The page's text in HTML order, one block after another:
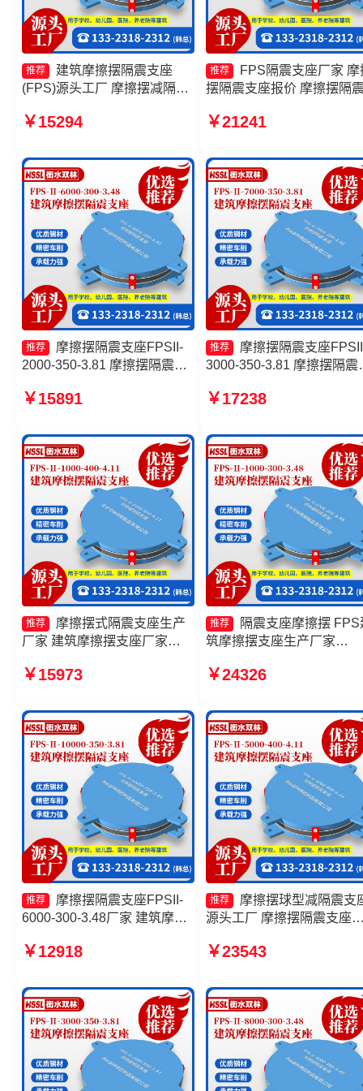
推荐
建筑摩擦摆隔震支座
(FPS)源头工厂 摩擦摆减隔震
厂家 摩擦摆式减震支座
￥15294
推荐
FPS隔震支座厂家 摩
摆隔震支座报价 摩擦摆隔
工厂 摩擦摆减隔震球型支
￥21241
推荐
摩擦摆隔震支座FPSII-
2000-350-3.81 摩擦摆隔震支
摩擦摆式减震支座源头工厂 摩
￥15891
推荐
摩擦摆隔震支座
3000-350-3.81 摩擦摆隔震
摆隔震支座FPSII-1000-
厂家
￥17238
推荐
摩擦摆式隔震支座生产
厂家 建筑摩擦摆支座厂家
摩擦摆支座定制源头工厂
￥15973
推荐
隔震支座摩擦摆 FPS
筑摩擦摆支座生产厂家
工厂 摩擦摆隔震支座FPSII-
￥24326
推荐
摩擦摆隔震支座FPSII-
6000-300-3.48厂家 建筑摩擦
隔震支座FPSII-2000-400-
FJZQZ9000GD厂家
￥12918
推荐
摩擦摆球型减隔震支
源头工厂 摩擦摆隔震支座
厂 摩擦支座源头工厂 建筑
￥23543